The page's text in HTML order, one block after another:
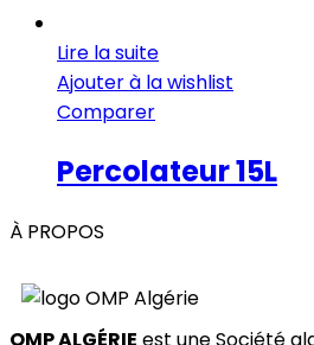
Lire la suite
Ajouter à la wishlist
Comparer
Percolateur 15L
À PROPOS